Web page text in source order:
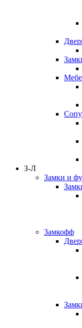
З-Л
Замки и
Замкофф